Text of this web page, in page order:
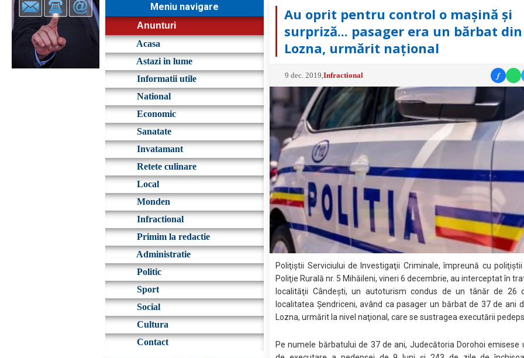
Meniu navigare
Anunturi
Acasa
Astazi in lume
Informatii utile
National
Economic
Sanatate
Invatamant
Retete culinare
Local
Monden
Infractional
Primim la redactie
Administratie
Politic
Sport
Social
Cultura
Contact
Au oprit pentru control o mașină și
surpriză... pasager era un bărbat din
Lozna, urmărit național
9 dec. 2019 ,Infractional f
Poliţiştii Serviciului de Investigaţii Criminale, împreună cu
Poliţie Rurală nr. 5 Mihăileni, vineri 6 decembrie, au interceptat în
localităţii Cândeşti, un autoturism condus de un tânăr de 26
localitatea Şendriceni, având ca pasager un bărbat de 37 de ani
Lozna, urmărit la nivel naţional, care se sustragea executării
Pe numele bărbatului de 37 de ani, Judecătoria Dorohoi emisese